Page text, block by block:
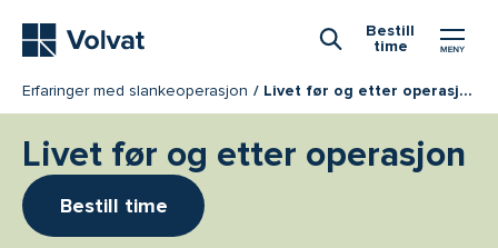
Bestill
time
Erfaringer med slankeoperasjon Livet før og etter operasjon
Livet før og etter operasjon
Bestill time